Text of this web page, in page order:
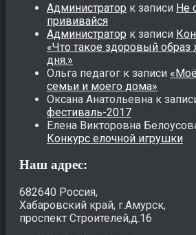
Администратор к записи Не
прививайся
Администратор к записи
«Что такое здоровый
дня.»
Ольга педагог к записи
семьи и моего дома»
Оксана Анатольевна к
фестиваль-2017
Елена Викторовна
Конкурс елочной игрушки
Наш адрес:
682640 Россия,
Хабаровский край, г.Амурск,
проспект Строителей,д.16